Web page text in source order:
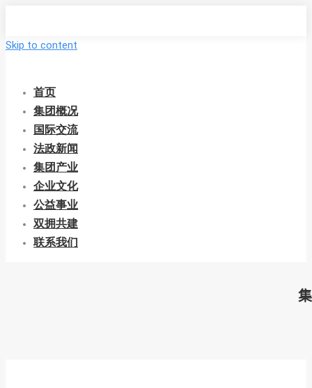
Skip to content
首页
集团概况
国际交流
法政新闻
集团产业
企业文化
公益事业
双拥共建
联系我们